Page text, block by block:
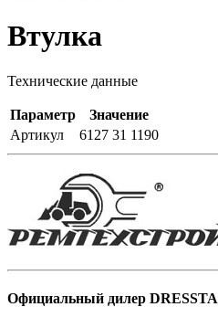
Втулка
Технические данные
Параметр
Значение
Артикул
6127 31 1190
Официальный дилер DRESSTA